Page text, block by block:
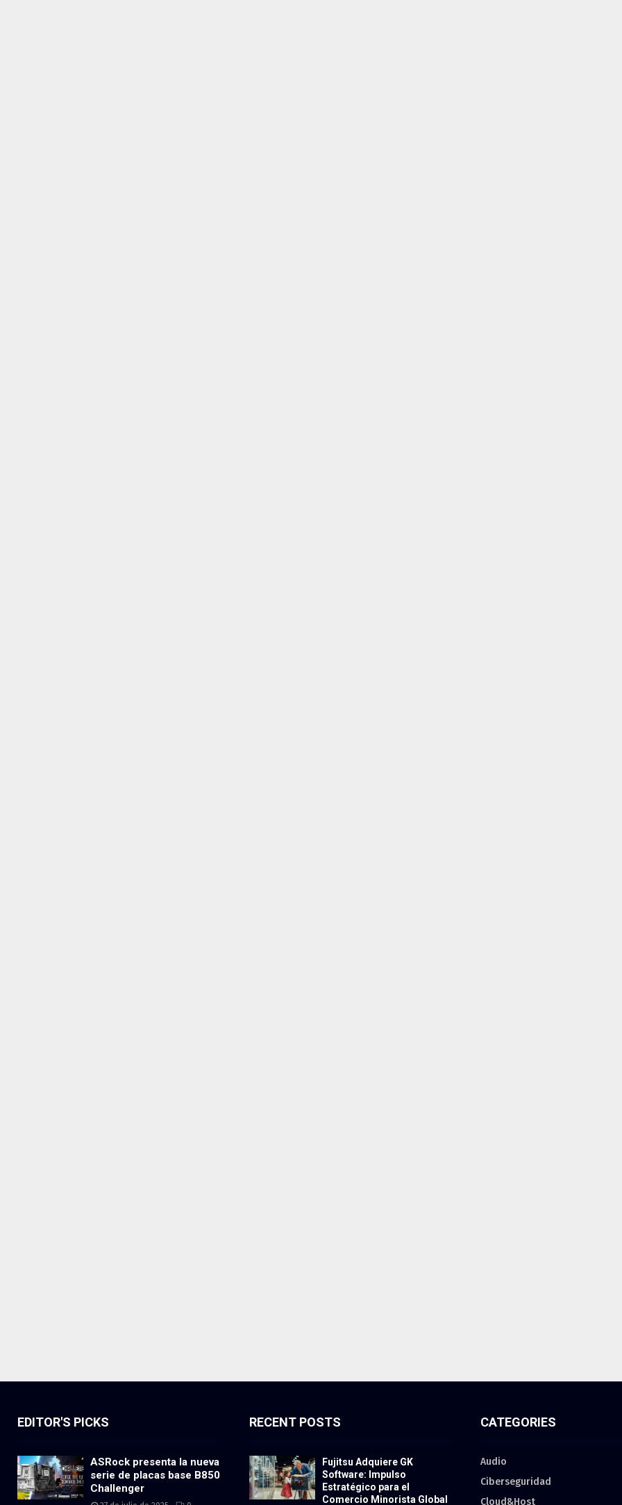
EDITOR'S PICKS
ASRock presenta la nueva
serie de placas base B850
Challenger
RECENT POSTS
Fujitsu Adquiere GK
Software: Impulso
Estratégico para el
Comercio Minorista Global
CATEGORIES
Audio
Ciberseguridad
Cloud&Host